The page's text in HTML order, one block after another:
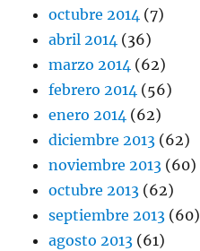
octubre 2014 (7)
abril 2014 (36)
marzo 2014 (62)
febrero 2014 (56)
enero 2014 (62)
diciembre 2013 (62)
noviembre 2013 (60)
octubre 2013 (62)
septiembre 2013 (60)
agosto 2013 (61)